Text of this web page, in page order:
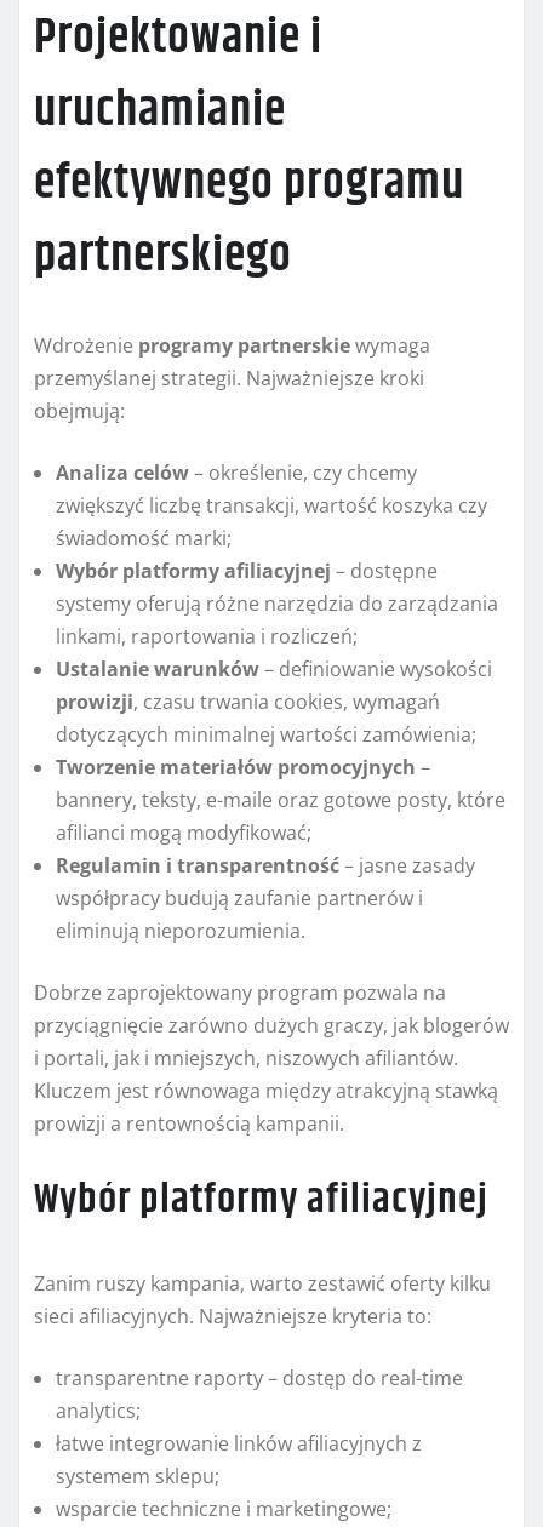
Projektowanie i
uruchamianie
efektywnego programu
partnerskiego
Wdrożenie programy partnerskiewymaga
przemyślanej strategii. Najważniejsze kroki
obejmują:
Analiza celów– określenie, czy chcemy
zwiększyć liczbę transakcji, wartość koszyka czy
świadomość marki;
Wybór platformy afiliacyjnej – dostępne
systemy oferują różne narzędzia do zarządzania
linkami, raportowania i rozliczeń;
Ustalanie warunków– definiowanie wysokości
prowizji, czasu trwania cookies, wymagań
dotyczących minimalnej wartości zamówienia;
Tworzenie materiałów promocyjnych –
bannery, teksty, e-maile oraz gotowe posty, które
afilianci mogą modyfikować;
Regulamin i transparentność– jasne zasady
współpracy budują zaufanie partnerów i
eliminują nieporozumienia.
Dobrze zaprojektowany program pozwala na
przyciągnięcie zarówno dużych graczy, jak blogerów
i portali, jak i mniejszych, niszowych afiliantów.
Kluczem jest równowaga między atrakcyjną stawką
prowizji a rentownością kampanii.
Wybór platformy afiliacyjnej
Zanim ruszy kampania, warto zestawić oferty kilku
sieci afiliacyjnych. Najważniejsze kryteria to:
transparentne raporty – dostęp do real-time
analytics;
łatwe integrowanie linków afiliacyjnych z
systemem sklepu;
wsparcie techniczne i marketingowe;